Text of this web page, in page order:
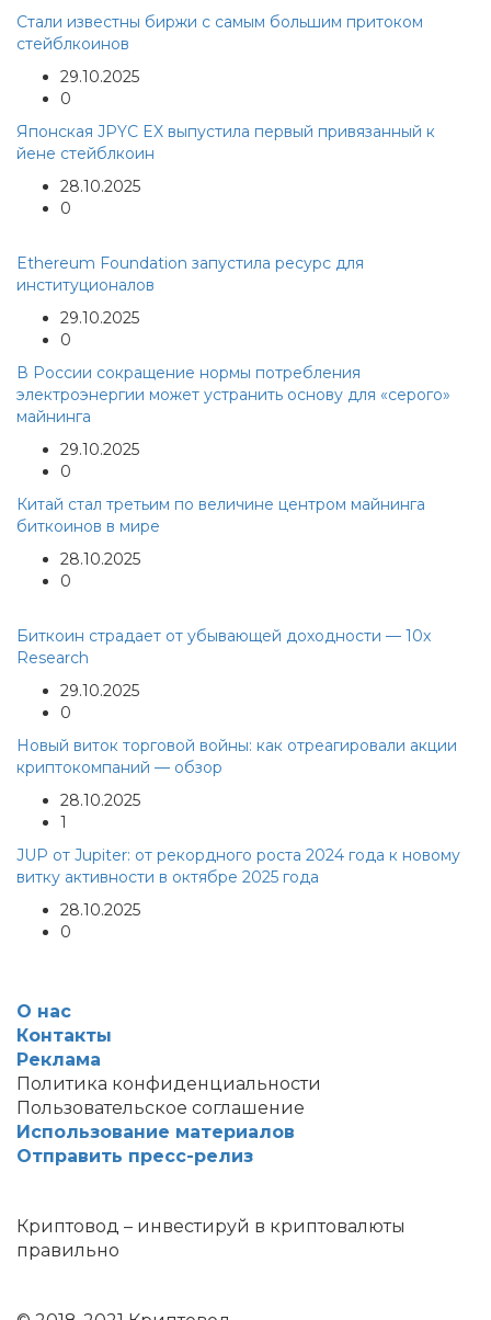
Стали известны биржи с самым большим притоком
стейблкоинов
29.10.2025
0
Японская JPYC EX выпустила первый привязанный к
йене стейблкоин
28.10.2025
0
Ethereum Foundation запустила ресурс для
институционалов
29.10.2025
0
В России сокращение нормы потребления
электроэнергии может устранить основу для «серого»
майнинга
29.10.2025
0
Китай стал третьим по величине центром майнинга
биткоинов в мире
28.10.2025
0
Биткоин страдает от убывающей доходности — 10x
Research
29.10.2025
0
Новый виток торговой войны: как отреагировали акции
криптокомпаний — обзор
28.10.2025
1
JUP от Jupiter: от рекордного роста 2024 года к новому
витку активности в октябре 2025 года
28.10.2025
0
О нас
Контакты
Реклама
Политика конфиденциальности
Пользовательское соглашение
Использование материалов
Отправить пресс-релиз
Криптовод – инвестируй в криптовалюты
правильно